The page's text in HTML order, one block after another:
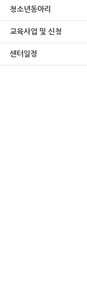
청소년동아리
교육사업 및 신청
센터일정